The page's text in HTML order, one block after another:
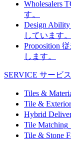
Wholesalers
す。
Design Ability
しています。
Proposition
します。
SERVICE サービス
Tiles &
Tile &
Hybrid
Tile Matching
Tile & Stone